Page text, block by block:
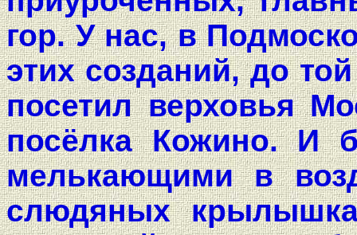
гор. У нас, в
этих созданий, до
посетил верховья
посёлка Кожино. И
мелькающими в
слюдяных